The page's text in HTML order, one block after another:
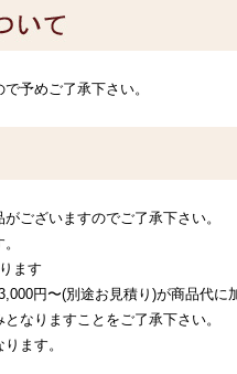
予めご了承下さい。
ございますのでご了承下さい。
ます
円〜(別途お見積り)が商品代に
なりますことをご了承下さい。
ます。